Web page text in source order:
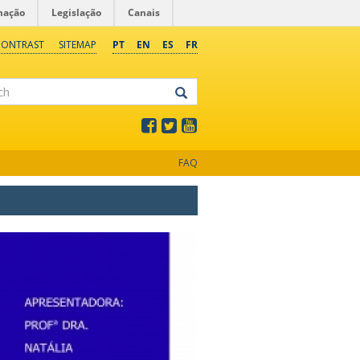
Legislação Canais
PT EN ES FR
SITEMAP
FAQ